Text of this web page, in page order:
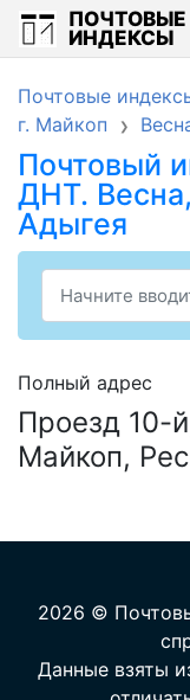
ПОЧТОВЫЕ
ИНДЕКСЫ
Почтовые
г. Майкоп
Почтовый
ДНТ.
Адыгея
Полный адрес
Проезд 10-
Майкоп,
2026 ©
Данные взяты